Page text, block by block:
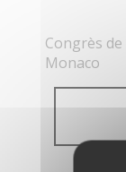
Congrès de
Monaco